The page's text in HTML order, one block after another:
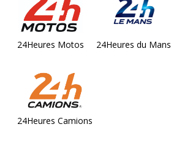
24Heures Motos 24Heures du Mans
24Heures Camions